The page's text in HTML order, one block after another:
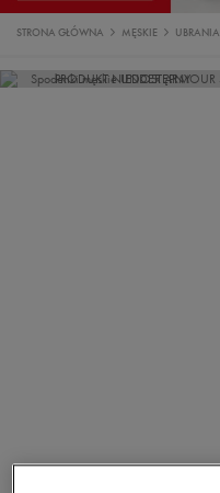
STRONA GŁÓWNA MĘSKIE UBRANIA
PRODUKT NIEDOSTĘPNY